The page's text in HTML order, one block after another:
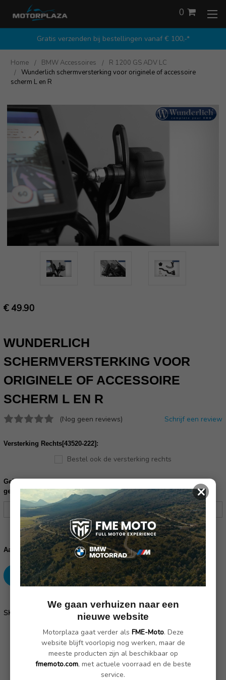
Gratis verzenden bij bestellingen vanaf € 100,-*
0
Home BMW Accessoires
R 1200 GS ADV LC
Wunderlich schermversterking voor originele of accessoire
scherm L en R
€ 49.90
WUNDERLICH
SCHERMVERSTERKING VOOR
ORIGINELE OF ACCESSOIRE
SCHERM L EN R
(Nog geen reviews) Schrijf een review
Versterking Rechts[43520-222]:
Bestel ook de versterking rechts
Gelieve uw frame nummer in te vullen ter controle of dit product
geschikt is voor uw motor:
Huidige
voorraad:
Aantal:
Verhoog
aantallen:
Verlaag
aantallen:
SKU: 43520-212
SKU:
Omschrijving (Nog geen reviews)
×
We gaan verhuizen naar een
nieuwe website
Motorplaza gaat verder als FME-Moto. Deze
website blijft voorlopig nog werken, maar de
meeste producten zijn al beschikbaar op
fmemoto.com, met actuele voorraad en de beste
service.